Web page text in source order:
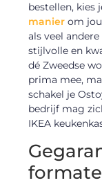
bestellen, kies
manier om
als veel
stijlvolle en
dé Zweedse
prima mee,
schakel je
bedrijf mag
IKEA